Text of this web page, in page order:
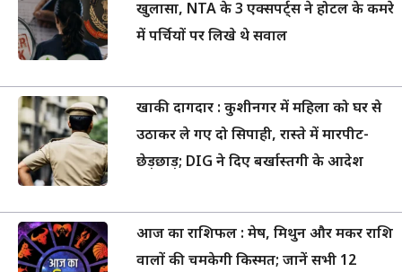
खुलासा, NTA के 3 एक्सपर्ट्स ने होटल के कमरे
में पर्चियों पर लिखे थे सवाल
खाकी दागदार : कुशीनगर में महिला को घर से
उठाकर ले गए दो सिपाही, रास्ते में मारपीट-
छेड़छाड़; DIG ने दिए बर्खास्तगी के आदेश
आज का राशिफल : मेष, मिथुन और मकर राशि
वालों की चमकेगी किस्मत; जानें सभी 12